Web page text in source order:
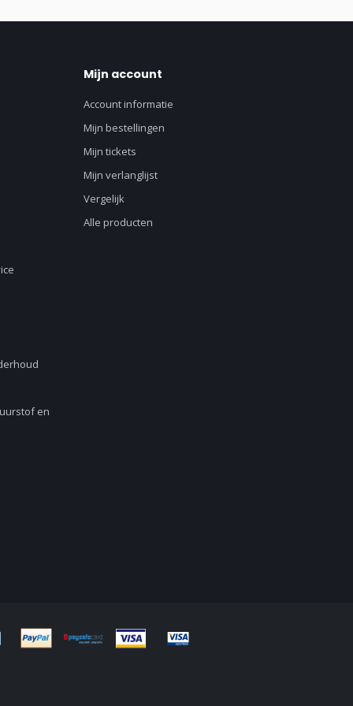
en
Mijn account
Account informatie
Mijn bestellingen
Mijn tickets
Mijn verlanglijst
Vergelijk
Alle producten